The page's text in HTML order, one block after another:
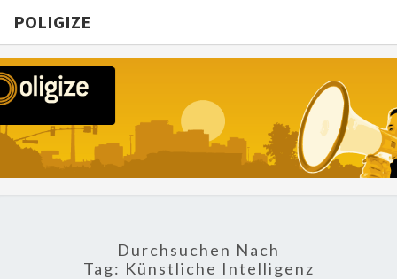
POLIGIZE
POLIGIZE
About
Economy,
Politics,
Durchsuchen Nach
Tag: Künstliche Intelligenz